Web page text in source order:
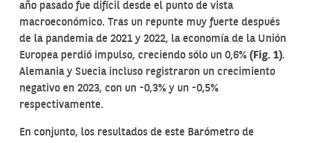
año pasado fue difícil desde el punto de vista
macroeconómico. Tras un repunte muy fuerte después
de la pandemia de 2021 y 2022, la economía de la Unión
Europea perdió impulso, creciendo sólo un 0,6% (Fig. 1).
Alemania y Suecia incluso registraron un crecimiento
negativo en 2023, con un -0,3% y un -0,5%
respectivamente.
En conjunto, los resultados de este Barómetro de